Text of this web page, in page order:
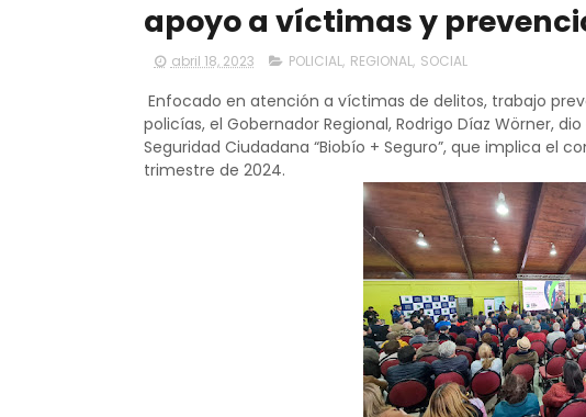
apoyo a víctimas y
abril 18, 2023 POLICIAL, REGIONAL, SOCIAL
Enfocado en atención a víctimas de delitos, trabajo
policías, el Gobernador Regional, Rodrigo Díaz Wörner,
Seguridad Ciudadana “Biobío + Seguro”, que implica el
trimestre de 2024.